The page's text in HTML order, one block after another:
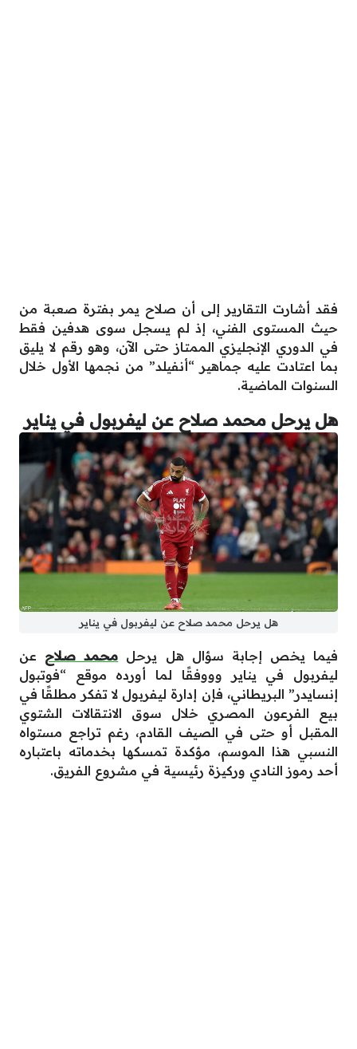
فقد أشارت التقارير إلى أن صلاح يمر بفترة صعبة من
حيث المستوى الفني، إذ لم يسجل سوى هدفين فقط
في الدوري الإنجليزي الممتاز حتى الآن، وهو رقم لا يليق
بما اعتادت عليه جماهير “أنفيلد” من نجمها الأول خلال
السنوات الماضية.
هل يرحل محمد صلاح عن ليفربول في يناير
هل يرحل محمد صلاح عن ليفربول في يناير
فيما يخص إجابة سؤال هل يرحل محمد صلاح عن
ليفربول في يناير وووفقًا لما أورده موقع “فوتبول
إنسايدر” البريطاني، فإن إدارة ليفربول لا تفكر مطلقًا في
بيع الفرعون المصري خلال سوق الانتقالات الشتوي
المقبل أو حتى في الصيف القادم، رغم تراجع مستواه
النسبي هذا الموسم، مؤكدة تمسكها بخدماته باعتباره
أحد رموز النادي وركيزة رئيسية في مشروع الفريق.